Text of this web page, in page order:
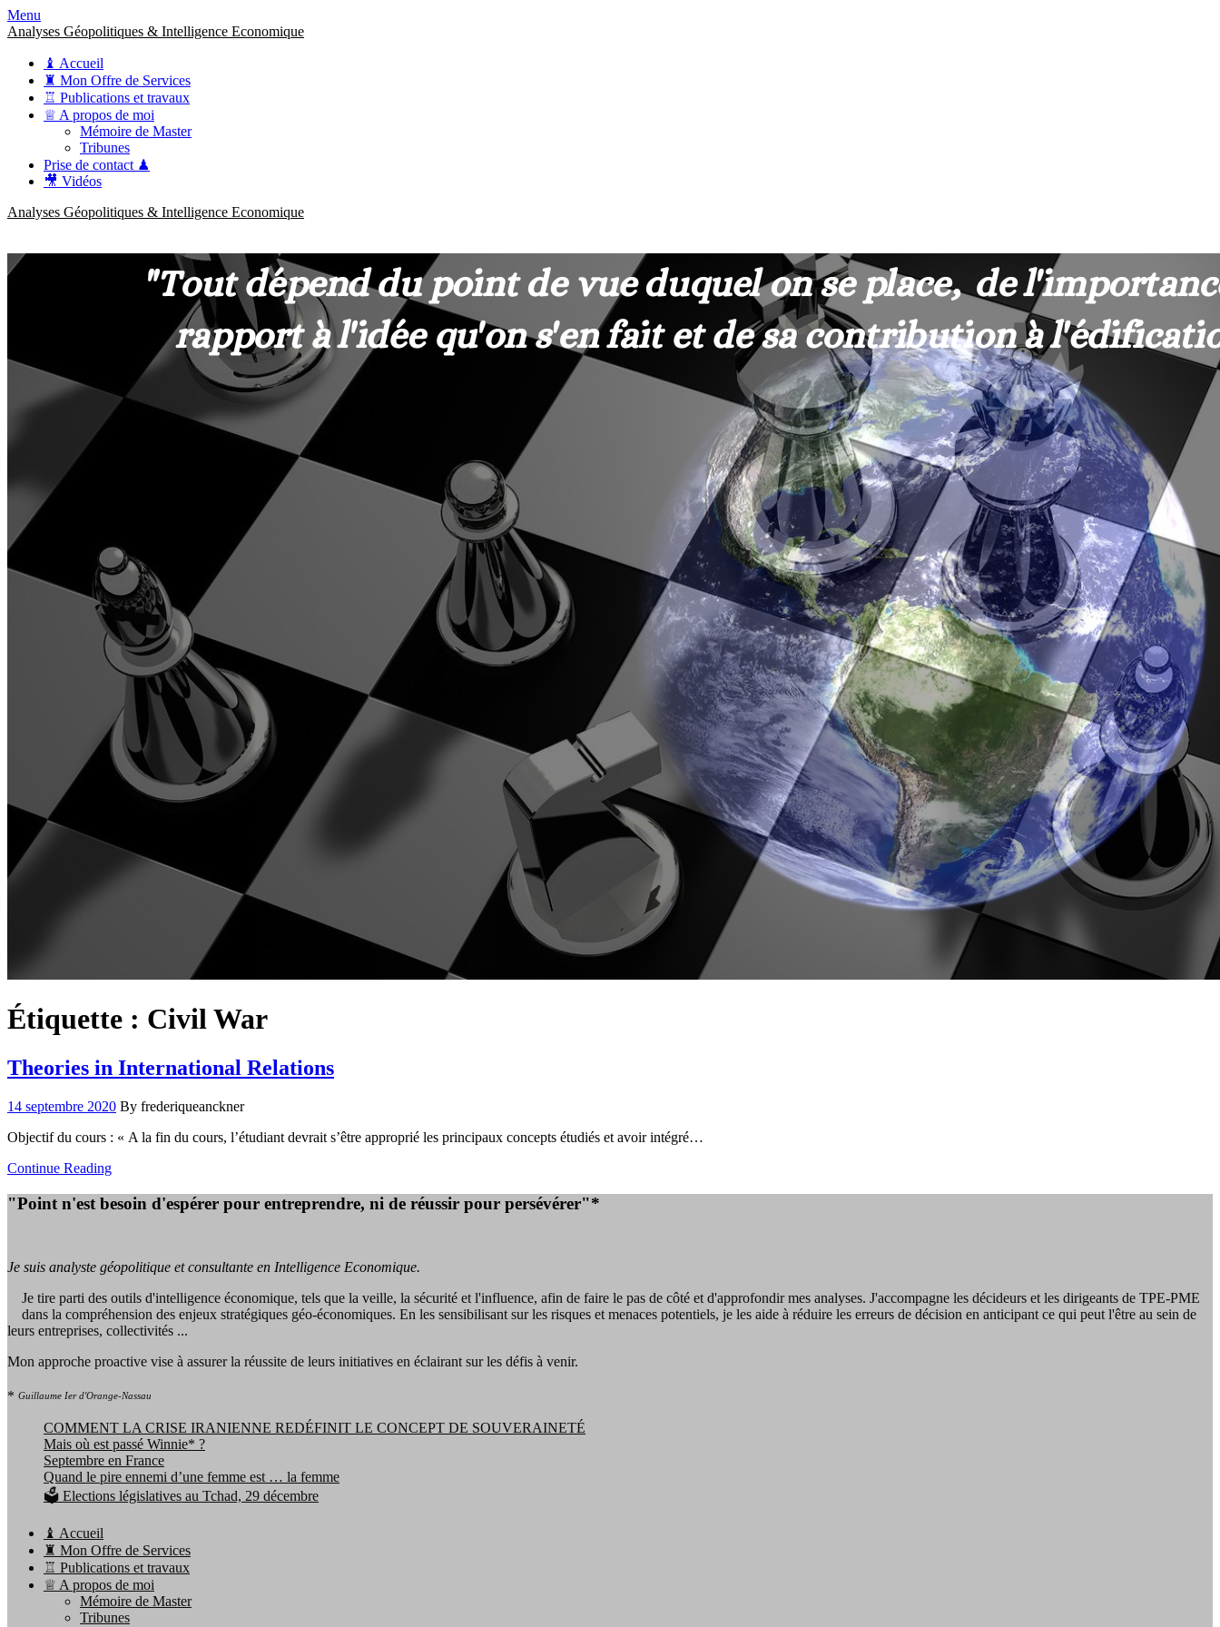
Menu
Analyses Géopolitiques & Intelligence Economique
♝ Accueil
♜ Mon Offre de Services
♖ Publications et travaux
♕ A propos de moi
Mémoire de Master
Tribunes
Prise de contact ♟
🎥 Vidéos
Analyses Géopolitiques & Intelligence Economique
Étiquette : Civil War
Theories in International Relations
14 septembre 2020 By frederiqueanckner
Objectif du cours : « A la fin du cours, l’étudiant devrait s’être approprié les principaux concepts étudiés et avoir intégré…
Continue Reading
"Point n'est besoin d'espérer pour entreprendre, ni de réussir pour persévérer"*
Je suis analyste géopolitique et consultante en Intelligence Economique.
Je tire parti des outils d'intelligence économique, tels que la veille, la sécurité et l'influence, afin de faire le pas de côté et d'approfondir mes analyses. J'accompagne les décideurs et les dirigeants de TPE-PME
dans la compréhension des enjeux stratégiques géo-économiques. En les sensibilisant sur les risques et menaces potentiels, je les aide à réduire les erreurs de décision en anticipant ce qui peut l'être au sein de
leurs entreprises, collectivités ...
Mon approche proactive vise à assurer la réussite de leurs initiatives en éclairant sur les défis à venir.
* Guillaume Ier d'Orange-Nassau
COMMENT LA CRISE IRANIENNE REDÉFINIT LE CONCEPT DE SOUVERAINETÉ
Mais où est passé Winnie* ?
Septembre en France
Quand le pire ennemi d’une femme est … la femme
🗳️ Elections législatives au Tchad, 29 décembre
♝ Accueil
♜ Mon Offre de Services
♖ Publications et travaux
♕ A propos de moi
Mémoire de Master
Tribunes